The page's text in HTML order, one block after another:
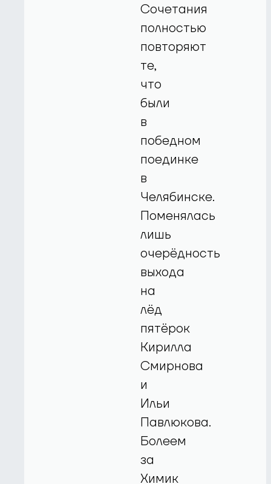
Сочетания
полностью
повторяют
те,
что
были
в
победном
поединке
в
Челябинске.
Поменялась
лишь
очерёдность
выхода
на
лёд
пятёрок
Кирилла
Смирнова
и
Ильи
Павлюкова.
Болеем
за
Химик